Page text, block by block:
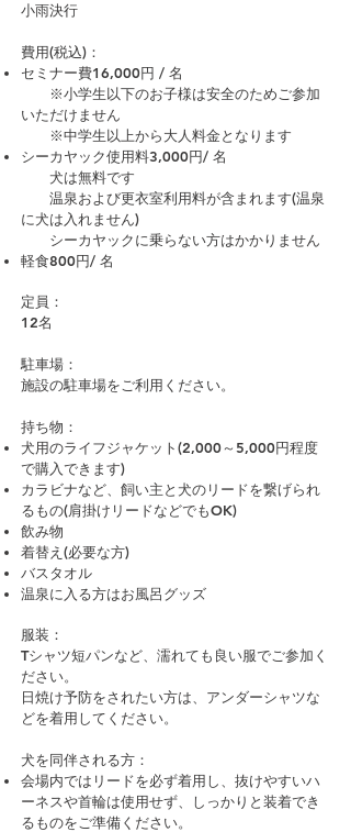
小雨決行
費用(税込)：
セミナー費16,000円 / 名
※小学生以下のお子様は安全のためご参加
いただけません
※中学生以上から大人料金となります
シーカヤック使用料3,000円/ 名
犬は無料です
温泉および更衣室利用料が含まれます(温泉
に犬は入れません)
シーカヤックに乗らない方はかかりません
軽食800円/ 名
定員：
12名
駐車場：
施設の駐車場をご利用ください。
持ち物：
犬用のライフジャケット(2,000～5,000円程度
で購入できます)
カラビナなど、飼い主と犬のリードを繋げられ
るもの(肩掛けリードなどでもOK)
飲み物​
着替え(必要な方)
バスタオル
温泉に入る方はお風呂グッズ
​服装：
​Tシャツ短パンなど、濡れても良い服でご参加く
ださい。
日焼け予防をされたい方は、アンダーシャツな
どを着用してください。
犬を同伴される方：
会場内ではリードを必ず着用し、抜けやすいハ
ーネスや首輪は使用せず、しっかりと装着でき
るものをご準備ください。